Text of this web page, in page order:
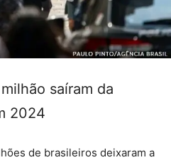
saíram da
2024
de brasileiros deixaram a